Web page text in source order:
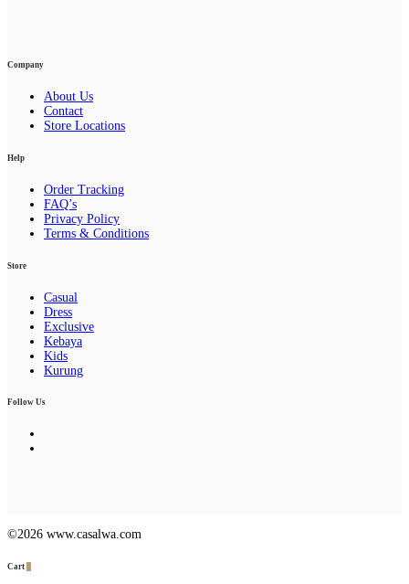
Company
About Us
Contact
Store Locations
Help
Order Tracking
FAQ’s
Privacy Policy
Terms & Conditions
Store
Casual
Dress
Exclusive
Kebaya
Kids
Kurung
Follow Us
©2026 www.casalwa.com
Cart